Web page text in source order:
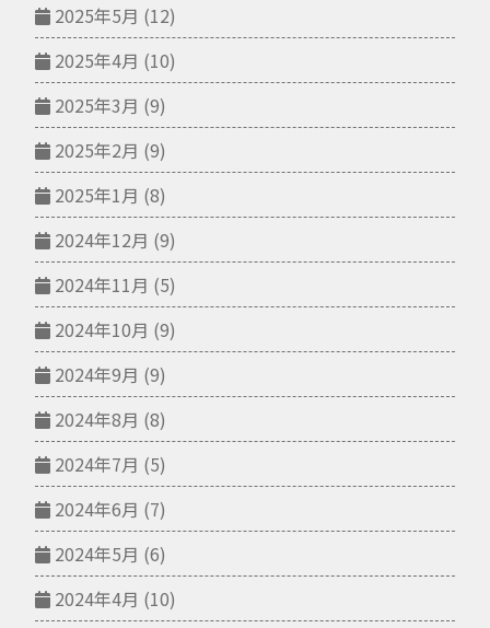
2025年5月 (12)
2025年4月 (10)
2025年3月 (9)
2025年2月 (9)
2025年1月 (8)
2024年12月 (9)
2024年11月 (5)
2024年10月 (9)
2024年9月 (9)
2024年8月 (8)
2024年7月 (5)
2024年6月 (7)
2024年5月 (6)
2024年4月 (10)